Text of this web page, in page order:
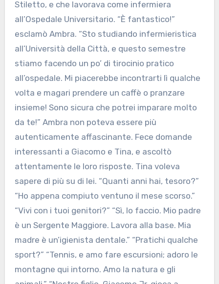
Stiletto, e che lavorava come infermiera
all’Ospedale Universitario. “È fantastico!”
esclamò Ambra. “Sto studiando infermieristica
all’Università della Città, e questo semestre
stiamo facendo un po’ di tirocinio pratico
all’ospedale. Mi piacerebbe incontrarti lì qualche
volta e magari prendere un caffè o pranzare
insieme! Sono sicura che potrei imparare molto
da te!” Ambra non poteva essere più
autenticamente affascinante. Fece domande
interessanti a Giacomo e Tina, e ascoltò
attentamente le loro risposte. Tina voleva
sapere di più su di lei. “Quanti anni hai, tesoro?”
“Ho appena compiuto ventuno il mese scorso.”
“Vivi con i tuoi genitori?” “Sì, lo faccio. Mio padre
è un Sergente Maggiore. Lavora alla base. Mia
madre è un’igienista dentale.” “Pratichi qualche
sport?” “Tennis, e amo fare escursioni; adoro le
montagne qui intorno. Amo la natura e gli